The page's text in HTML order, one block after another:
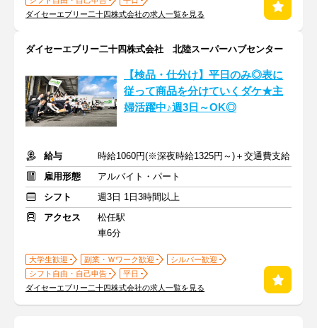
ダイセーエブリー二十四株式会社の求人一覧を見る
ダイセーエブリー二十四株式会社 北陸スーパーハブセンター
【検品・仕分け】平日のみ◎表に
従って商品を分けていくダケ★主
婦活躍中♪週3日～OK◎
給与
時給1060円(※深夜時給1325円～)＋交通費支給
雇用形態
アルバイト・パート
シフト
週3日 1日3時間以上
アクセス
松任駅
車6分
大学生歓迎 副業・Ｗワーク歓迎
シルバー歓迎
シフト自由・自己申告
平日
ダイセーエブリー二十四株式会社の求人一覧を見る